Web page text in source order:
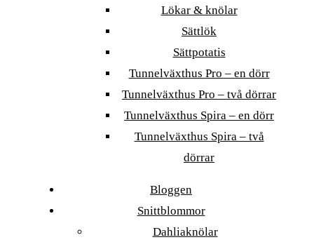
Lökar & knölar
Sättlök
Sättpotatis
Tunnelväxthus Pro – en dörr
Tunnelväxthus Pro – två dörrar
Tunnelväxthus Spira – en dörr
Tunnelväxthus Spira – två
dörrar
Bloggen
Snittblommor
Dahliaknölar